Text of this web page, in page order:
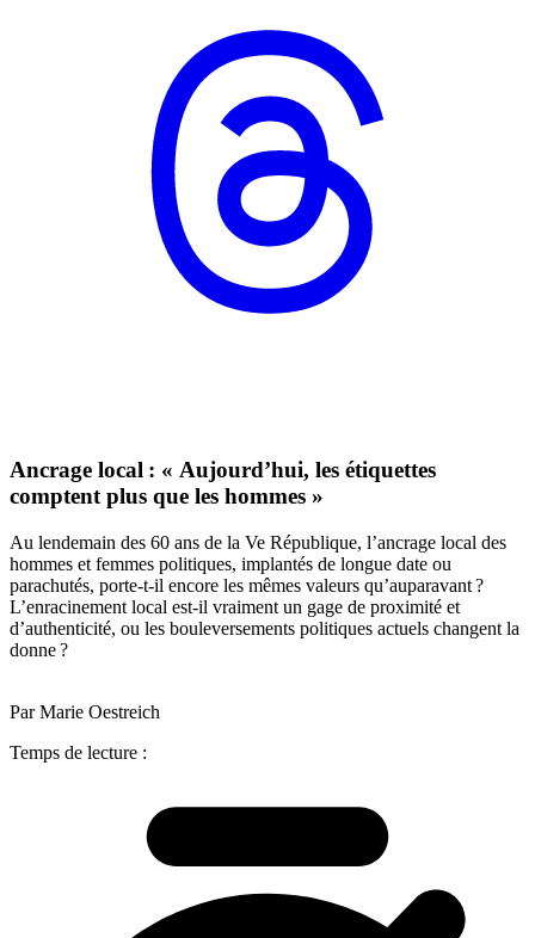
Ancrage local : « Aujourd’hui, les étiquettes
comptent plus que les hommes »
Au lendemain des 60 ans de la Ve République, l’ancrage local des
hommes et femmes politiques, implantés de longue date ou
parachutés, porte-t-il encore les mêmes valeurs qu’auparavant ?
L’enracinement local est-il vraiment un gage de proximité et
d’authenticité, ou les bouleversements politiques actuels changent la
donne ?
Par Marie Oestreich
Temps de lecture :